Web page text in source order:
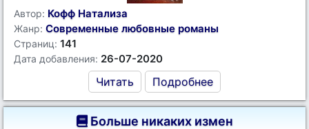
Автор: Кофф Натализа
Жанр: Современные любовные романы
Страниц: 141
Дата добавления: 26-07-2020
Читать Подробнее
Больше никаких измен